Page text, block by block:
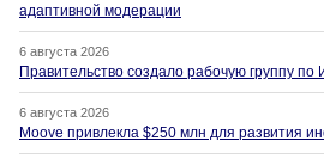
адаптивной модерации
6 августа 2026
Правительство создало рабочую группу по
6 августа 2026
Moove привлекла $250 млн для развития